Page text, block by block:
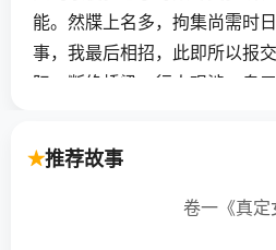
能。然牒上名多，拘集尚需时
事，我最后相招，此即所以报
际，断绝桥梁，行人艰涉。鬼
无小益。”某然之。
归，告妻子作周身具，尅日鸠
推荐故事
卷一《真定